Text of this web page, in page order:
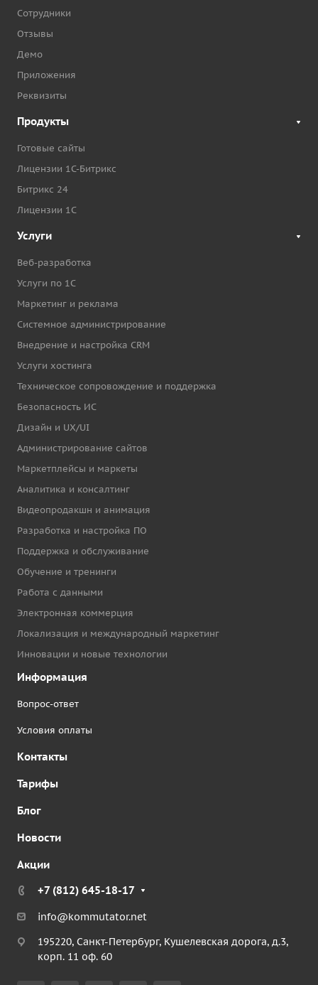
Сотрудники
Отзывы
Демо
Приложения
Реквизиты
Продукты
Готовые сайты
Лицензии 1С-Битрикс
Битрикс 24
Лицензии 1С
Услуги
Веб-разработка
Услуги по 1С
Маркетинг и реклама
Системное администрирование
Внедрение и настройка CRM
Услуги хостинга
Техническое сопровождение и поддержка
Безопасность ИС
Дизайн и UX/UI
Администрирование сайтов
Маркетплейсы и маркеты
Аналитика и консалтинг
Видеопродакшн и анимация
Разработка и настройка ПО
Поддержка и обслуживание
Обучение и тренинги
Работа с данными
Электронная коммерция
Локализация и международный маркетинг
Инновации и новые технологии
Информация
Вопрос-ответ
Условия оплаты
Контакты
Тарифы
Блог
Новости
Акции
+7 (812) 645-18-17
info@kommutator.net
195220, Санкт-Петербург, Кушелевская дорога, д.3,
корп. 11 оф. 60